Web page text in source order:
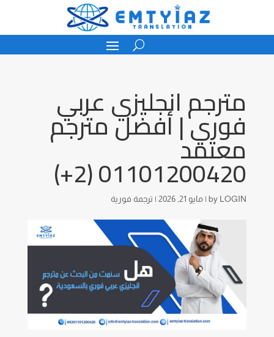
مترجم انجليزي عربي
فوري | أفضل مترجم
معتمد
01101200420 (2+)
by LOGIN
| مايو 21, 2026 | ترجمة فورية